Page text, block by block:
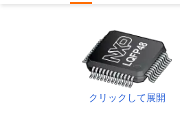
クリックして展開